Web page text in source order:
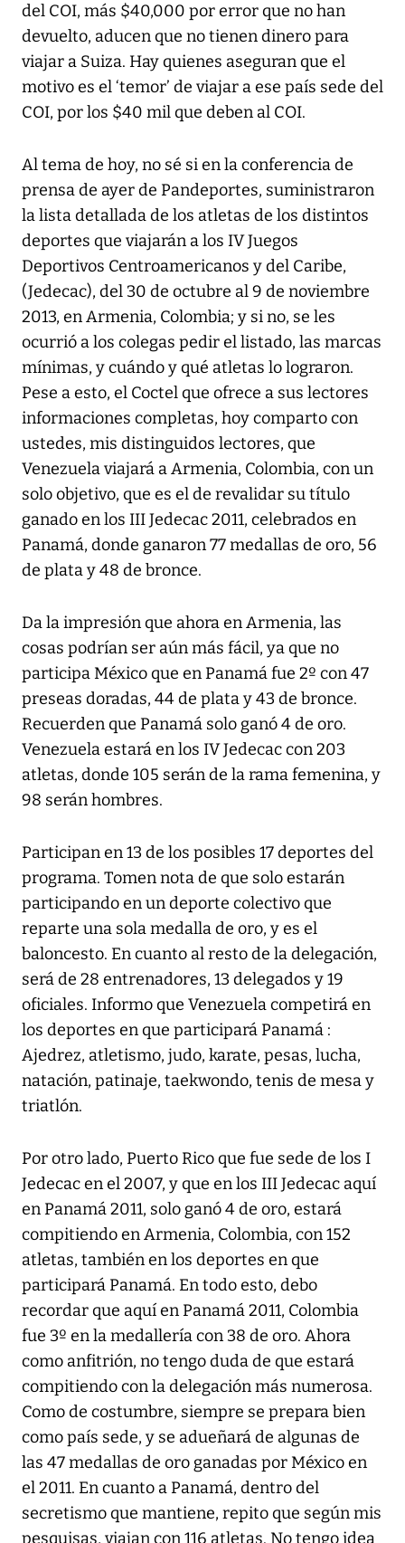
del COI, más $40,000 por error que no han
devuelto, aducen que no tienen dinero para
viajar a Suiza. Hay quienes aseguran que el
motivo es el ‘temor’ de viajar a ese país sede del
COI, por los $40 mil que deben al COI.
Al tema de hoy, no sé si en la conferencia de
prensa de ayer de Pandeportes, suministraron
la lista detallada de los atletas de los distintos
deportes que viajarán a los IV Juegos
Deportivos Centroamericanos y del Caribe,
(Jedecac), del 30 de octubre al 9 de noviembre
2013, en Armenia, Colombia; y si no, se les
ocurrió a los colegas pedir el listado, las marcas
mínimas, y cuándo y qué atletas lo lograron.
Pese a esto, el Coctel que ofrece a sus lectores
informaciones completas, hoy comparto con
ustedes, mis distinguidos lectores, que
Venezuela viajará a Armenia, Colombia, con un
solo objetivo, que es el de revalidar su título
ganado en los III Jedecac 2011, celebrados en
Panamá, donde ganaron 77 medallas de oro, 56
de plata y 48 de bronce.
Da la impresión que ahora en Armenia, las
cosas podrían ser aún más fácil, ya que no
participa México que en Panamá fue 2º con 47
preseas doradas, 44 de plata y 43 de bronce.
Recuerden que Panamá solo ganó 4 de oro.
Venezuela estará en los IV Jedecac con 203
atletas, donde 105 serán de la rama femenina, y
98 serán hombres.
Participan en 13 de los posibles 17 deportes del
programa. Tomen nota de que solo estarán
participando en un deporte colectivo que
reparte una sola medalla de oro, y es el
baloncesto. En cuanto al resto de la delegación,
será de 28 entrenadores, 13 delegados y 19
oficiales. Informo que Venezuela competirá en
los deportes en que participará Panamá :
Ajedrez, atletismo, judo, karate, pesas, lucha,
natación, patinaje, taekwondo, tenis de mesa y
triatlón.
Por otro lado, Puerto Rico que fue sede de los I
Jedecac en el 2007, y que en los III Jedecac aquí
en Panamá 2011, solo ganó 4 de oro, estará
compitiendo en Armenia, Colombia, con 152
atletas, también en los deportes en que
participará Panamá. En todo esto, debo
recordar que aquí en Panamá 2011, Colombia
fue 3º en la medallería con 38 de oro. Ahora
como anfitrión, no tengo duda de que estará
compitiendo con la delegación más numerosa.
Como de costumbre, siempre se prepara bien
como país sede, y se adueñará de algunas de
las 47 medallas de oro ganadas por México en
el 2011. En cuanto a Panamá, dentro del
secretismo que mantiene, repito que según mis
pesquisas, viajan con 116 atletas. No tengo idea